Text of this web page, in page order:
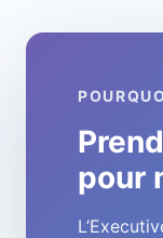
pour